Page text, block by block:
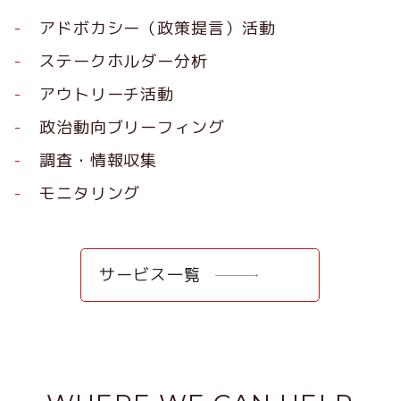
アドボカシー（政策提言）活動
ステークホルダー分析
アウトリーチ活動
政治動向ブリーフィング
調査・情報収集
モニタリング
サービス一覧